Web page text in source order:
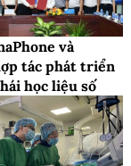
và
tác phát triển
học liệu số